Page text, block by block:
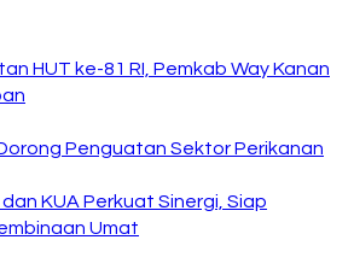
HUT ke-81 RI, Pemkab Way Kanan
Penguatan Sektor Perikanan
KUA Perkuat Sinergi, Siap
Umat